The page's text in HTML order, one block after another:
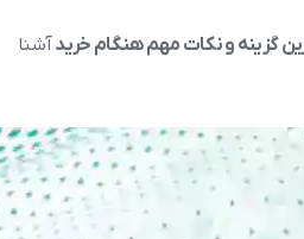
گزینه و نکات مهم هنگام خریدآشنا